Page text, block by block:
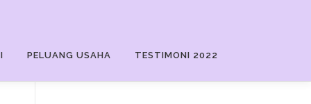
PELUANG USAHA TESTIMONI 2022